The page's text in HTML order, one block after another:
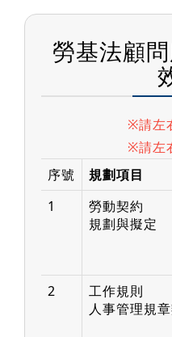
勞基法顧
※請左
※請左
序號
規劃項目
1
勞動契約
規劃與擬定
2
工作規則
人事管理規